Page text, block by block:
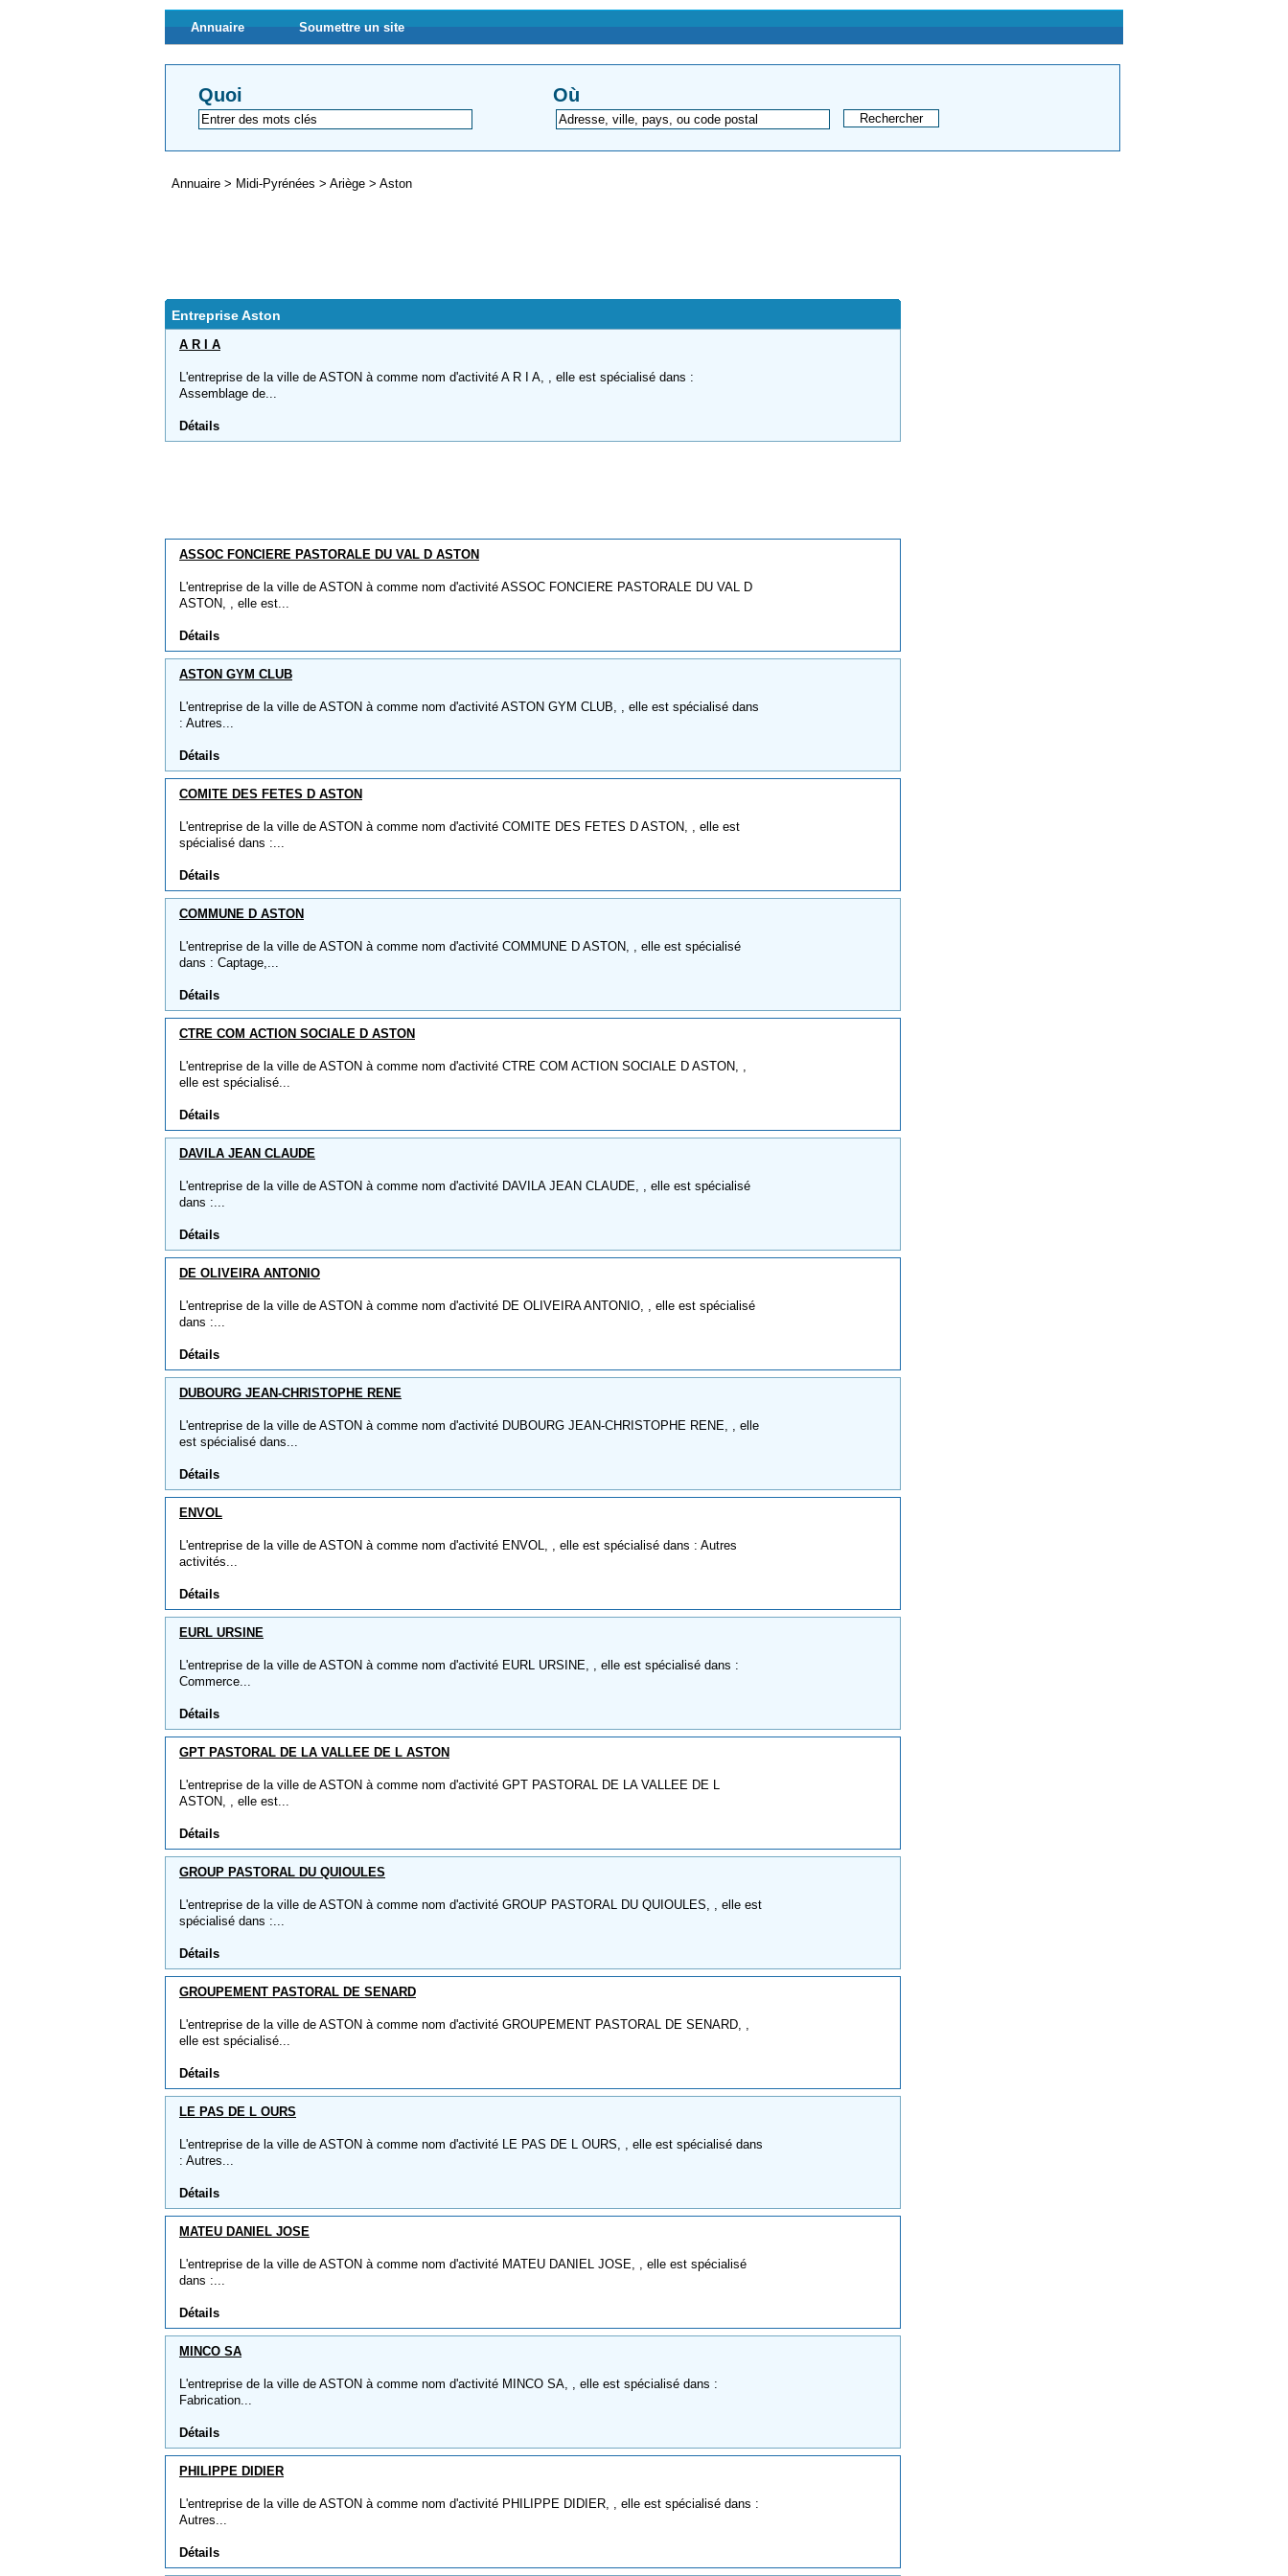
Annuaire Soumettre un site
Quoi Où
Annuaire > Midi-Pyrénées > Ariège > Aston
Entreprise Aston
A R I A
L'entreprise de la ville de ASTON à comme nom d'activité A R I A, , elle est spécialisé dans :
Assemblage de...
Détails
ASSOC FONCIERE PASTORALE DU VAL D ASTON
L'entreprise de la ville de ASTON à comme nom d'activité ASSOC FONCIERE PASTORALE DU VAL D
ASTON, , elle est...
Détails
ASTON GYM CLUB
L'entreprise de la ville de ASTON à comme nom d'activité ASTON GYM CLUB, , elle est spécialisé dans
: Autres...
Détails
COMITE DES FETES D ASTON
L'entreprise de la ville de ASTON à comme nom d'activité COMITE DES FETES D ASTON, , elle est
spécialisé dans :...
Détails
COMMUNE D ASTON
L'entreprise de la ville de ASTON à comme nom d'activité COMMUNE D ASTON, , elle est spécialisé
dans : Captage,...
Détails
CTRE COM ACTION SOCIALE D ASTON
L'entreprise de la ville de ASTON à comme nom d'activité CTRE COM ACTION SOCIALE D ASTON, ,
elle est spécialisé...
Détails
DAVILA JEAN CLAUDE
L'entreprise de la ville de ASTON à comme nom d'activité DAVILA JEAN CLAUDE, , elle est spécialisé
dans :...
Détails
DE OLIVEIRA ANTONIO
L'entreprise de la ville de ASTON à comme nom d'activité DE OLIVEIRA ANTONIO, , elle est spécialisé
dans :...
Détails
DUBOURG JEAN-CHRISTOPHE RENE
L'entreprise de la ville de ASTON à comme nom d'activité DUBOURG JEAN-CHRISTOPHE RENE, , elle
est spécialisé dans...
Détails
ENVOL
L'entreprise de la ville de ASTON à comme nom d'activité ENVOL, , elle est spécialisé dans : Autres
activités...
Détails
EURL URSINE
L'entreprise de la ville de ASTON à comme nom d'activité EURL URSINE, , elle est spécialisé dans :
Commerce...
Détails
GPT PASTORAL DE LA VALLEE DE L ASTON
L'entreprise de la ville de ASTON à comme nom d'activité GPT PASTORAL DE LA VALLEE DE L
ASTON, , elle est...
Détails
GROUP PASTORAL DU QUIOULES
L'entreprise de la ville de ASTON à comme nom d'activité GROUP PASTORAL DU QUIOULES, , elle est
spécialisé dans :...
Détails
GROUPEMENT PASTORAL DE SENARD
L'entreprise de la ville de ASTON à comme nom d'activité GROUPEMENT PASTORAL DE SENARD, ,
elle est spécialisé...
Détails
LE PAS DE L OURS
L'entreprise de la ville de ASTON à comme nom d'activité LE PAS DE L OURS, , elle est spécialisé dans
: Autres...
Détails
MATEU DANIEL JOSE
L'entreprise de la ville de ASTON à comme nom d'activité MATEU DANIEL JOSE, , elle est spécialisé
dans :...
Détails
MINCO SA
L'entreprise de la ville de ASTON à comme nom d'activité MINCO SA, , elle est spécialisé dans :
Fabrication...
Détails
PHILIPPE DIDIER
L'entreprise de la ville de ASTON à comme nom d'activité PHILIPPE DIDIER, , elle est spécialisé dans :
Autres...
Détails